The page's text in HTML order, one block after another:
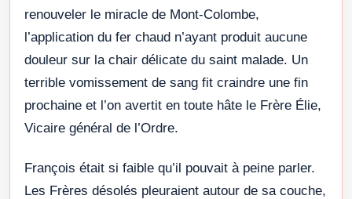
renouveler le miracle de Mont-Colombe,
l’application du fer chaud n’ayant produit aucune
douleur sur la chair délicate du saint malade. Un
terrible vomissement de sang fit craindre une fin
prochaine et l’on avertit en toute hâte le Frère Élie,
Vicaire général de l’Ordre.
François était si faible qu’il pouvait à peine parler.
Les Frères désolés pleuraient autour de sa couche,